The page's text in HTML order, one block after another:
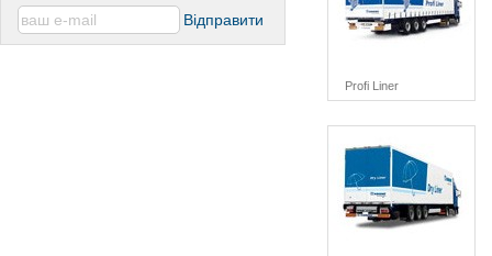
Profi Liner